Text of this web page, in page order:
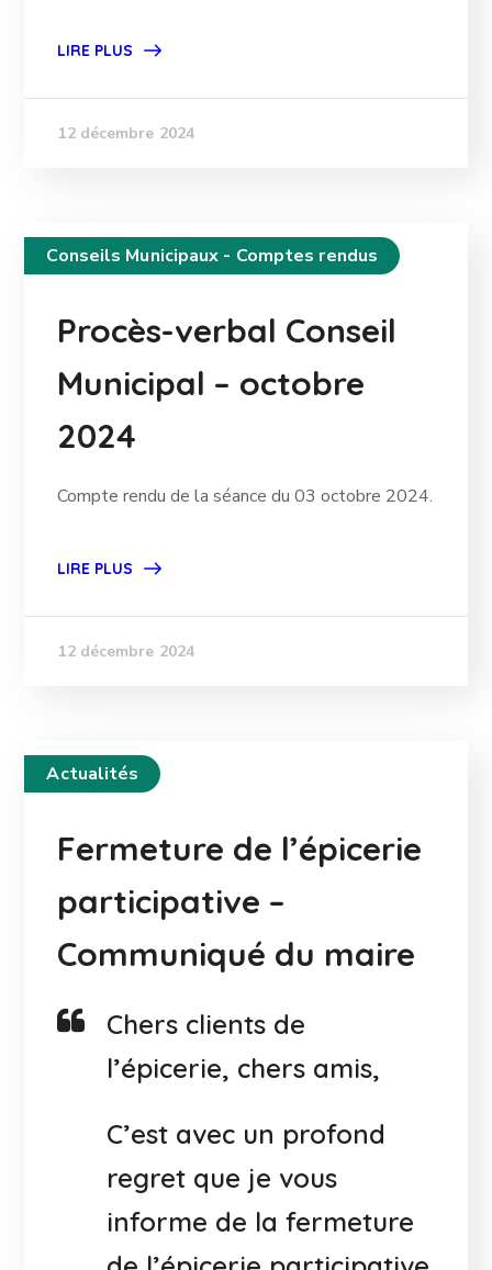
LIRE PLUS
12 décembre 2024
Conseils Municipaux - Comptes rendus
Procès-verbal Conseil
Municipal – octobre
2024
Compte rendu de la séance du 03 octobre 2024.
LIRE PLUS
12 décembre 2024
Actualités
Fermeture de l’épicerie
participative –
Communiqué du maire
Chers clients de
l’épicerie, chers amis,
C’est avec un profond
regret que je vous
informe de la fermeture